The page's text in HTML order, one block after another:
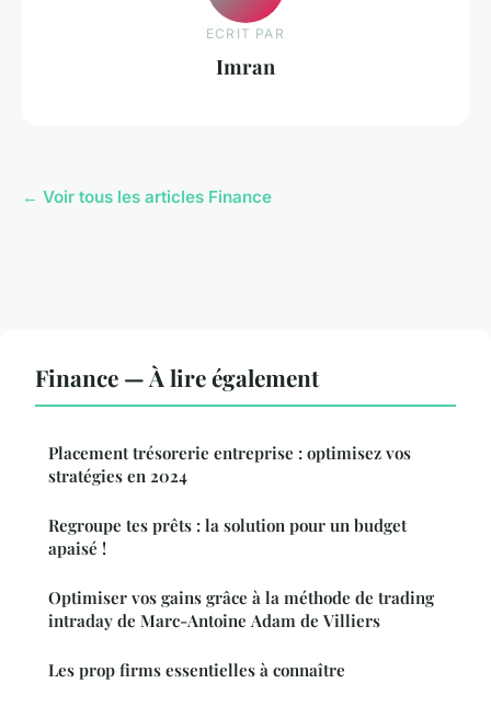
ECRIT PAR
Imran
← Voir tous les articles Finance
Finance — À lire également
Placement trésorerie entreprise : optimisez vos
stratégies en 2024
Regroupe tes prêts : la solution pour un budget
apaisé !
Optimiser vos gains grâce à la méthode de trading
intraday de Marc-Antoine Adam de Villiers
Les prop firms essentielles à connaître